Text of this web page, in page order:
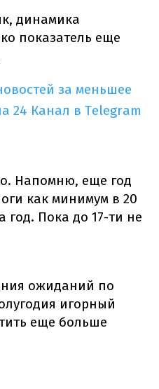
динамика
показатель еще
за меньшее
24 Канал в Telegram
Напомню, еще год
как минимум в 20
год. Пока до 17-ти не
ожиданий по
игорный
еще больше